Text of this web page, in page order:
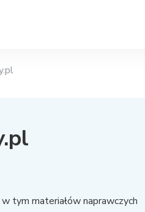
tym materiałów naprawczych